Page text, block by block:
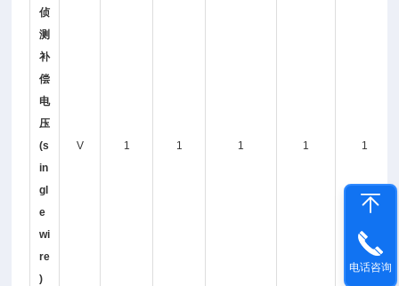
侦
测
补
偿
电
压
(s
in
gl
e
wi
re
)
V 1 1 1 1 1
电话咨询